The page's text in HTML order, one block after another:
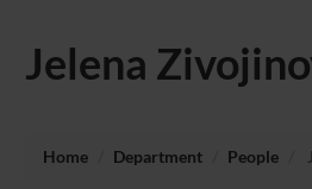
Jelena
Home Department People